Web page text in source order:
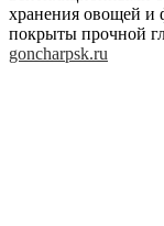
хранения овощей и
покрыты прочной
goncharpsk.ru